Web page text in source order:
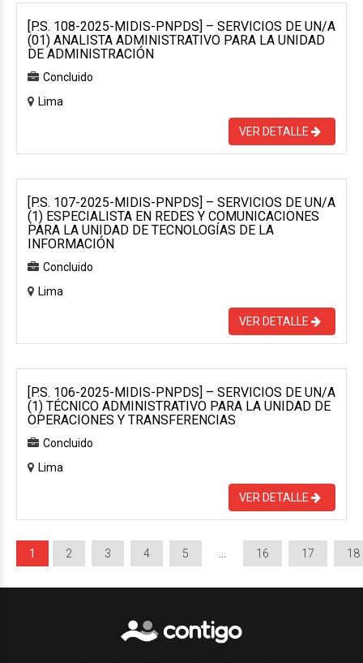
[P.S. 108-2025-MIDIS-PNPDS] – SERVICIOS DE UN/A
(01) ANALISTA ADMINISTRATIVO PARA LA UNIDAD
DE ADMINISTRACIÓN
Concluido
Lima
VER DETALLE
[P.S. 107-2025-MIDIS-PNPDS] – SERVICIOS DE UN/A
(1) ESPECIALISTA EN REDES Y COMUNICACIONES
PARA LA UNIDAD DE TECNOLOGÍAS DE LA
INFORMACIÓN
Concluido
Lima
VER DETALLE
[P.S. 106-2025-MIDIS-PNPDS] – SERVICIOS DE UN/A
(1) TÉCNICO ADMINISTRATIVO PARA LA UNIDAD DE
OPERACIONES Y TRANSFERENCIAS
Concluido
Lima
VER DETALLE
1 2 3 4 5 16 17 18